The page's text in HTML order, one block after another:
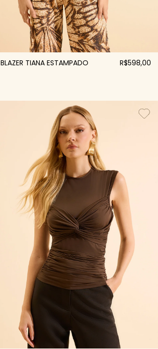
BLAZER TIANA ESTAMPADO R$598,00